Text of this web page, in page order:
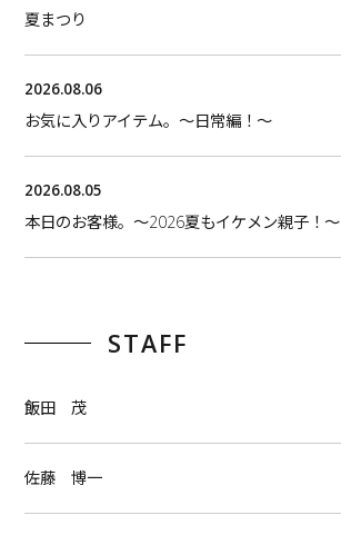
夏まつり
2026.08.06
お気に入りアイテム。〜日常編！〜
2026.08.05
本日のお客様。〜2026夏もイケメン親子！〜
STAFF
飯田 茂
佐藤 博一